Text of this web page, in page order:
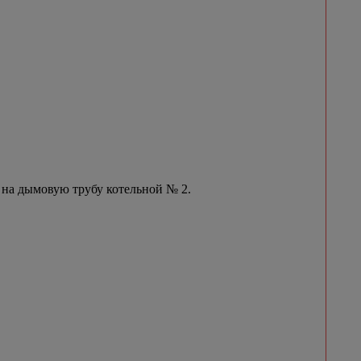
дымовую трубу котельной № 2.